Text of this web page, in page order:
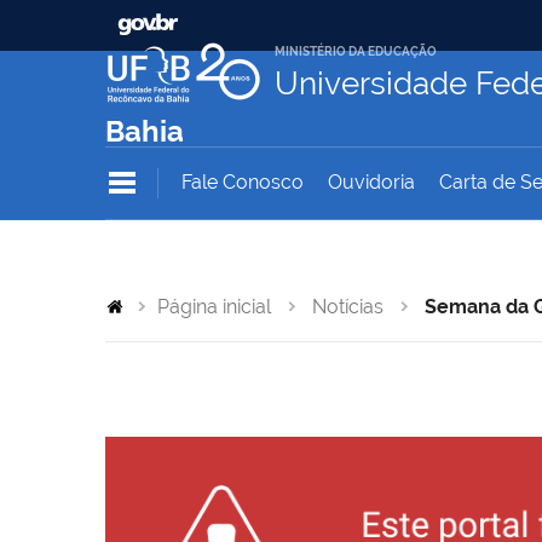
MINISTÉRIO DA EDUCAÇÃO
Universidade
Bahia
Fale Conosco Ouvidoria Carta de
Página inicial Notícias Semana da